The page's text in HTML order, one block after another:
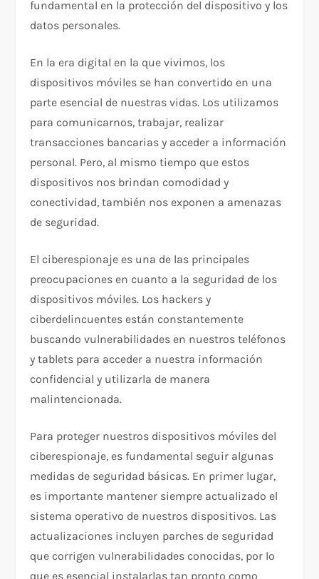
fundamental en la protección del dispositivo y los
datos personales.
En la era digital en la que vivimos, los
dispositivos móviles se han convertido en una
parte esencial de nuestras vidas. Los utilizamos
para comunicarnos, trabajar, realizar
transacciones bancarias y acceder a información
personal. Pero, al mismo tiempo que estos
dispositivos nos brindan comodidad y
conectividad, también nos exponen a amenazas
de seguridad.
El ciberespionaje es una de las principales
preocupaciones en cuanto a la seguridad de los
dispositivos móviles. Los hackers y
ciberdelincuentes están constantemente
buscando vulnerabilidades en nuestros teléfonos
y tablets para acceder a nuestra información
confidencial y utilizarla de manera
malintencionada.
Para proteger nuestros dispositivos móviles del
ciberespionaje, es fundamental seguir algunas
medidas de seguridad básicas. En primer lugar,
es importante mantener siempre actualizado el
sistema operativo de nuestros dispositivos. Las
actualizaciones incluyen parches de seguridad
que corrigen vulnerabilidades conocidas, por lo
que es esencial instalarlas tan pronto como